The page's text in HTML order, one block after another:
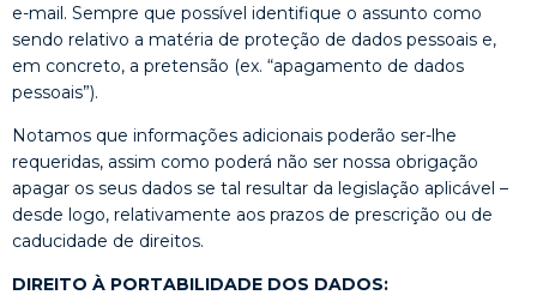
e-mail. Sempre que possível identifique o assunto como
sendo relativo a matéria de proteção de dados pessoais e,
em concreto, a pretensão (ex. “apagamento de dados
pessoais”).
Notamos que informações adicionais poderão ser-lhe
requeridas, assim como poderá não ser nossa obrigação
apagar os seus dados se tal resultar da legislação aplicável –
desde logo, relativamente aos prazos de prescrição ou de
caducidade de direitos.
DIREITO À PORTABILIDADE DOS DADOS: